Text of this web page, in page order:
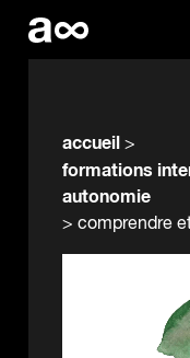
accueil >
formations
autonomie
> comprendre